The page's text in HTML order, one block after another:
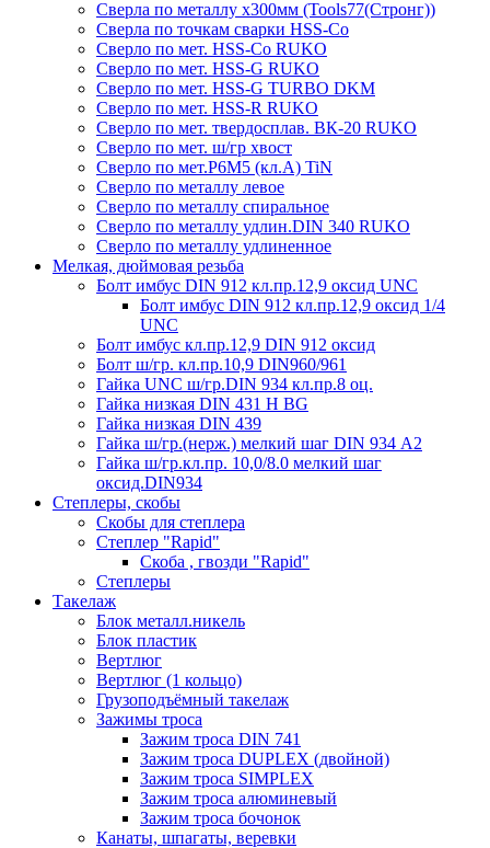
Сверла по металлу х300мм (Tools77(Стронг))
Сверла по точкам сварки HSS-Co
Сверло по мет. HSS-Co RUKO
Сверло по мет. HSS-G RUKO
Сверло по мет. HSS-G TURBO DKM
Сверло по мет. HSS-R RUKO
Сверло по мет. твердосплав. ВК-20 RUKO
Сверло по мет. ш/гр хвост
Сверло по мет.Р6М5 (кл.А) TiN
Сверло по металлу левое
Сверло по металлу спиральное
Сверло по металлу удлин.DIN 340 RUKO
Сверло по металлу удлиненное
Мелкая, дюймовая резьба
Болт имбус DIN 912 кл.пр.12,9 оксид UNC
Болт имбус DIN 912 кл.пр.12,9 оксид 1/4
UNC
Болт имбус кл.пр.12,9 DIN 912 оксид
Болт ш/гр. кл.пр.10,9 DIN960/961
Гайка UNC ш/гр.DIN 934 кл.пр.8 оц.
Гайка низкая DIN 431 H BG
Гайка низкая DIN 439
Гайка ш/гр.(нерж.) мелкий шаг DIN 934 А2
Гайка ш/гр.кл.пр. 10,0/8.0 мелкий шаг
оксид.DIN934
Степлеры, скобы
Скобы для степлера
Степлер "Rapid"
Скоба , гвозди "Rapid"
Степлеры
Такелаж
Блок металл.никель
Блок пластик
Вертлюг
Вертлюг (1 кольцо)
Грузоподъёмный такелаж
Зажимы троса
Зажим троса DIN 741
Зажим троса DUPLEX (двойной)
Зажим троса SIMPLEX
Зажим троса алюминевый
Зажим троса бочонок
Канаты, шпагаты, веревки